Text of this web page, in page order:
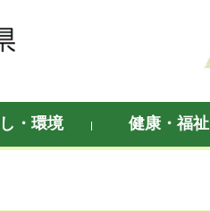
・環境 健康・福祉